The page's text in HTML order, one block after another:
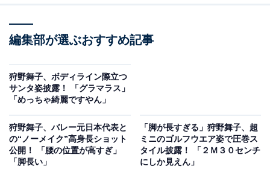
編集部が選ぶおすすめ記事
狩野舞子、ボディライン際立つ
サンタ姿披露！ 「グラマラス」
「めっちゃ綺麗ですやん」
狩野舞子、バレー元日本代表と
の“ノーメイク”高身長ショット
公開！ 「腰の位置が高すぎ」
「脚長い」
「脚が長すぎる」狩野舞子、超
ミニのゴルフウエア姿で圧巻ス
タイル披露！ 「２Ｍ３０センチ
にしか見えん」